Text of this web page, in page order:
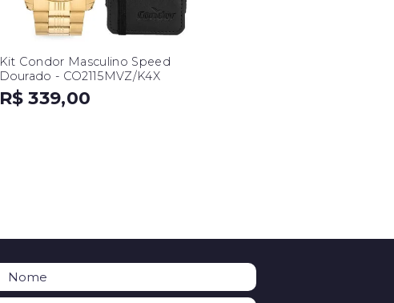
Kit Condor Masculino Speed
Dourado - CO2115MVZ/K4X
R$ 339,00